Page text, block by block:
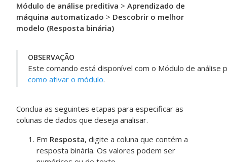
Módulo de análise preditiva > Aprendizado de
máquina automatizado > Descobrir o melhor
modelo (Resposta binária)
OBSERVAÇÃO
Este comando está disponível com o Módulo de análise
como ativar o módulo.
Conclua as seguintes etapas para especificar as
colunas de dados que deseja analisar.
Em Resposta, digite a coluna que contém a
resposta binária. Os valores podem ser